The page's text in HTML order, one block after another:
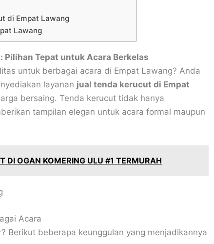
di Empat Lawang
Lawang
Pilihan Tepat untuk Acara Berkelas
untuk berbagai acara di Empat Lawang? Anda
layanan jual tenda kerucut di Empat
bersaing. Tenda kerucut tidak hanya
tampilan elegan untuk acara formal maupun
DI OGAN KOMERING ULU #1 TERMURAH
Acara
Berikut beberapa keunggulan yang menjadikannya